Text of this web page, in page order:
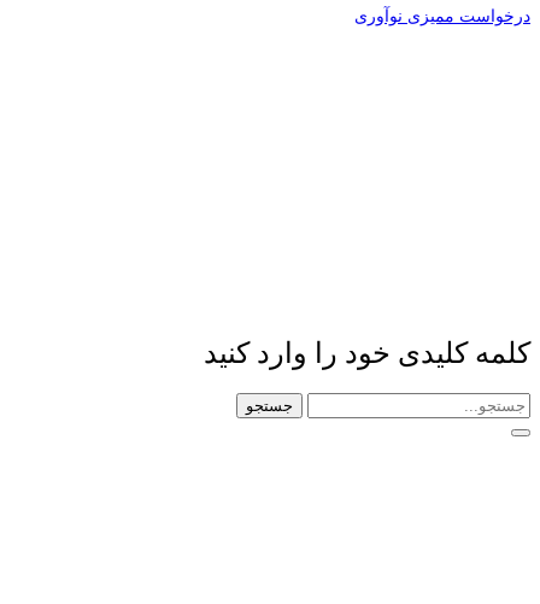
درخواست ممیزی نوآوری
کلمه کلیدی خود را وارد کنید
جستجو